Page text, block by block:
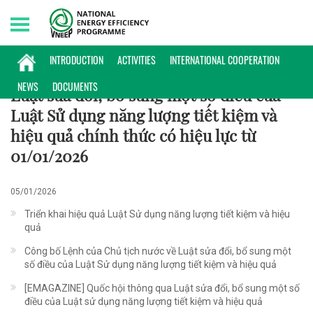
INTRODUCTION ACTIVITIES
INTERNATIONAL COOPERATION
NEWS
DOCUMENTS
Friday, 07/08/2026 | 09:51 GMT+7
CHÍNH SÁCH
Luật sửa đổi, bổ sung một số điều của
Luật Sử dụng năng lượng tiết kiệm và
hiệu quả chính thức có hiệu lực từ
01/01/2026
05/01/2026
Triển khai hiệu quả Luật Sử dụng năng lượng tiết kiệm và hiệu
quả
Công bố Lệnh của Chủ tịch nước về Luật sửa đổi, bổ sung một
số điều của Luật Sử dụng năng lượng tiết kiệm và hiệu quả
[EMAGAZINE] Quốc hội thông qua Luật sửa đổi, bổ sung một số
điều của Luật sử dụng năng lượng tiết kiệm và hiệu quả